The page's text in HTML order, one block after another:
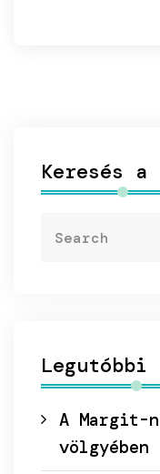
Keresés a
Legutóbbi
A Margit-
völgyében